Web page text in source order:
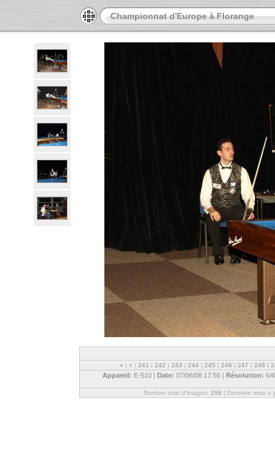
Championnat d'Europe à Florange
« | < | 241 | 242 | 243 | 244 | 245 | 246 | 247 | 248 |
Appareil: E-510 | Date: 07/06/08 17:56 | Résolution:
Nombre total d'images: 298 | Dernière mise à